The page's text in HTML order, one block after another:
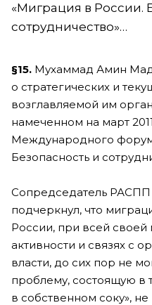
«Миграция в России.
сотрудничество»…
§15. Мухаммад Амин
о стратегических и
возглавляемой им
намеченном на март
Международного
Безопасность и
Сопредседатель
подчеркнул, что
России, при всей своей
активности и связях с
власти, до сих пор не
проблему, состоящую в
в собственном соку»,